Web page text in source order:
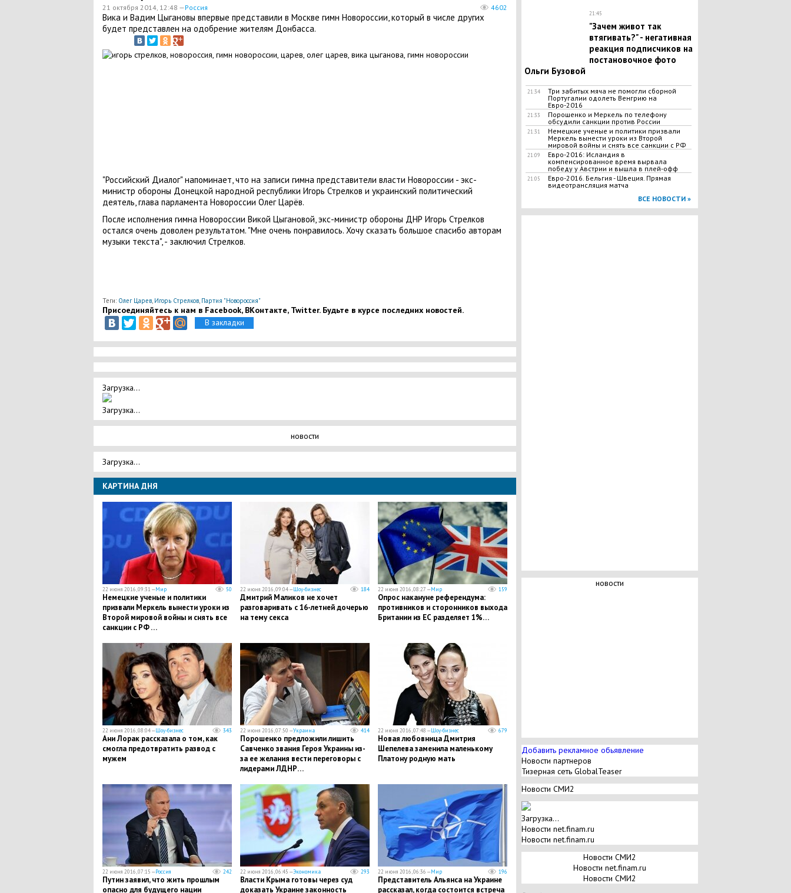
21 октября 2014, 12:48 —Россия 4602
Вика и Вадим Цыгановы впервые представили в Москве гимн Новороссии, который в числе других
будет представлен на одобрение жителям Донбасса.
"Российский Диалог" напоминает, что на записи гимна представители власти Новороссии - экс-
министр обороны Донецкой народной республики Игорь Стрелков и украинский политический
деятель, глава парламента Новороссии Олег Царёв.
После исполнения гимна Новороссии Викой Цыгановой, экс-министр обороны ДНР Игорь Стрелков
остался очень доволен результатом. "Мне очень понравилось. Хочу сказать большое спасибо авторам
музыки текста", - заключил Стрелков.
Теги: Олег Царев, Игорь Стрелков, Партия "Новороссия"
Присоединяйтесь к нам в Facebook, ВКонтакте, Twitter. Будьте в курсе последних новостей.
В закладки
Загрузка...
Загрузка...
новости
Загрузка...
КАРТИНА ДНЯ
22 июня 2016, 09:31 —Мир 50
Немецкие ученые и политики
призвали Меркель вынести уроки из
Второй мировой войны и снять все
санкции с РФ …
22 июня 2016, 09:04 —Шоу-бизнес 184
Дмитрий Маликов не хочет
разговаривать с 16-летней дочерью
на тему секса
22 июня 2016, 08:27 —Мир 159
Опрос накануне референдума:
противников и сторонников выхода
Британии из ЕС разделяет 1%…
22 июня 2016, 08:04 —Шоу-бизнес 343
Ани Лорак рассказала о том, как
смогла предотвратить развод с
мужем
22 июня 2016, 07:50 —Украина 414
Порошенко предложили лишить
Савченко звания Героя Украины из-
за ее желания вести переговоры с
лидерами ЛДНР…
22 июня 2016, 07:48 —Шоу-бизнес 679
Новая любовница Дмитрия
Шепелева заменила маленькому
Платону родную мать
22 июня 2016, 07:15 —Россия 242
Путин заявил, что жить прошлым
опасно для будущего нации
22 июня 2016, 06:45 —Экономика 293
Власти Крыма готовы через суд
доказать Украине законность
22 июня 2016, 06:36 —Мир 196
Представитель Альянса на Украине
рассказал, когда состоится встреча
21:45
"Зачем живот так
втягивать?" - негативная
реакция подписчиков на
постановочное фото
Ольги Бузовой
21:34
Три забитых мяча не помогли сборной
Португалии одолеть Венгрию на
Евро-2016
21:33
Порошенко и Меркель по телефону
обсудили санкции против России
21:31
Немецкие ученые и политики призвали
Меркель вынести уроки из Второй
мировой войны и снять все санкции с РФ
21:09
Евро-2016: Исландия в
компенсированное время вырвала
победу у Австрии и вышла в плей-офф
21:05
Евро-2016. Бельгия - Швеция. Прямая
видеотрансляция матча
ВСЕ НОВОСТИ »
новости
Добавить рекламное обьявление
Новости партнеров
Тизерная сеть GlobalTeaser
Новости СМИ2
Загрузка...
Новости net.finam.ru
Новости net.finam.ru
Новости СМИ2
Новости net.finam.ru
Новости СМИ2